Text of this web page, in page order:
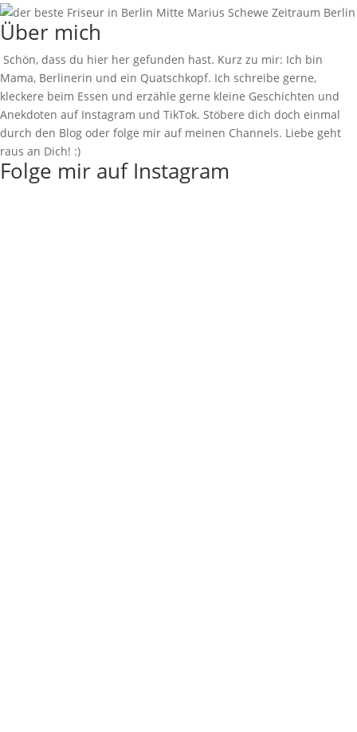
Über mich
Schön, dass du hier her gefunden hast. Kurz zu mir: Ich bin
Mama, Berlinerin und ein Quatschkopf. Ich schreibe gerne,
kleckere beim Essen und erzähle gerne kleine Geschichten und
Anekdoten auf Instagram und TikTok. Stöbere dich doch einmal
durch den Blog oder folge mir auf meinen Channels. Liebe geht
raus an Dich! :)
Folge mir auf Instagram